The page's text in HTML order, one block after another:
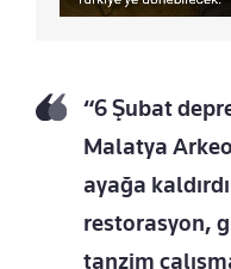
“6 Şubat
Malatya
ayağa
restorasyon,
tanzim